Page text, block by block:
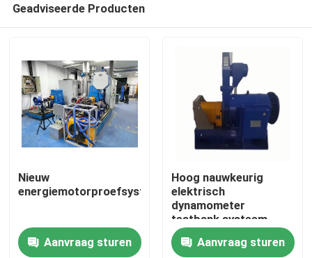
Over Ons
Geadviseerde Producten
Nieuw
energiemotorproefsysteem
Aanvraag sturen
Hoog nauwkeurig
elektrisch
dynamometer
testbank systeem
Aanvraag sturen